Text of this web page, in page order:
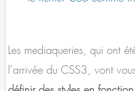
Les mediaqueries, qui ont
l’arrivée du CSS3, vont
définir des styles en